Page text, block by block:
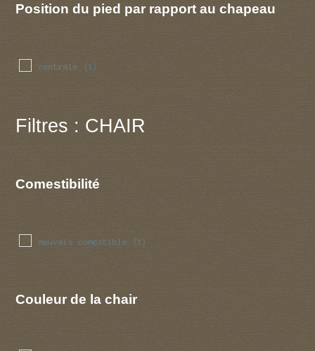
Position du pied par rapport au chapeau
centrale (1)
Filtres : CHAIR
Comestibilité
mauvais comestible (1)
Couleur de la chair